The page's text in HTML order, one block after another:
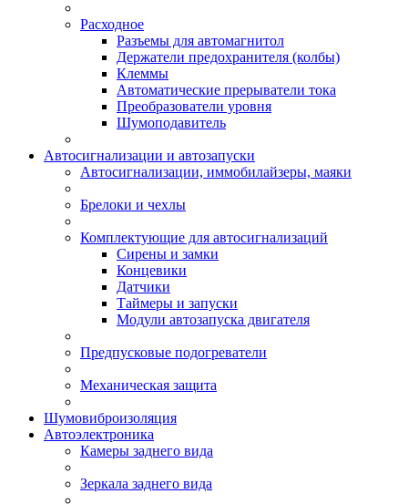
Расходное
Разъемы для автомагнитол
Держатели предохранителя (колбы)
Клеммы
Автоматические прерыватели тока
Преобразователи уровня
Шумоподавитель
Автосигнализации и автозапуски
Автосигнализации, иммобилайзеры, маяки
Брелоки и чехлы
Комплектующие для автосигнализаций
Сирены и замки
Концевики
Датчики
Таймеры и запуски
Модули автозапуска двигателя
Предпусковые подогреватели
Механическая защита
Шумовиброизоляция
Автоэлектроника
Камеры заднего вида
Зеркала заднего вида